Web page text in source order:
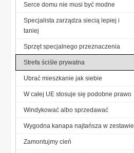
Serce domu nie musi być modne
Specjalista zarządza siecią lepiej i
taniej
Sprzęt specjalnego przeznaczenia
Strefa ściśle prywatna
Ubrać mieszkanie jak siebie
W całej UE stosuje się podobne prawo
Windykować albo sprzedawać
Wygodna kanapa najtańsza w zestawie
Zamontujmy cień